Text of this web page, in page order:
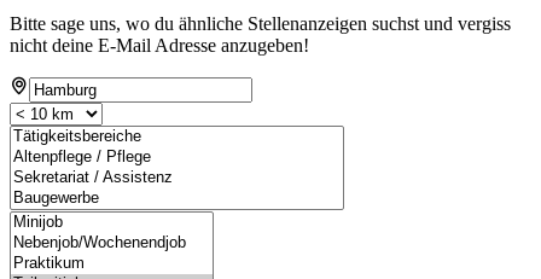
Bitte sage uns, wo du ähnliche Stellenanzeigen suchst und vergiss
nicht deine E-Mail Adresse anzugeben!